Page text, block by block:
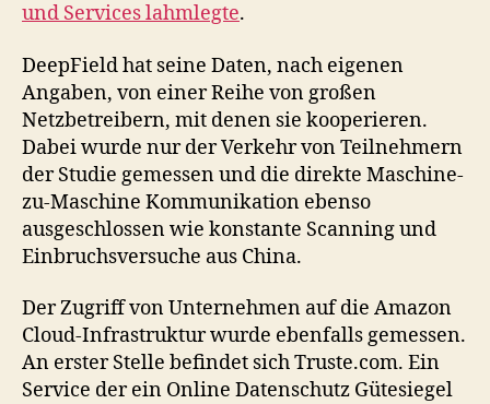
und Services lahmlegte.
DeepField hat seine Daten, nach eigenen
Angaben, von einer Reihe von großen
Netzbetreibern, mit denen sie kooperieren.
Dabei wurde nur der Verkehr von Teilnehmern
der Studie gemessen und die direkte Maschine-
zu-Maschine Kommunikation ebenso
ausgeschlossen wie konstante Scanning und
Einbruchsversuche aus China.
Der Zugriff von Unternehmen auf die Amazon
Cloud-Infrastruktur wurde ebenfalls gemessen.
An erster Stelle befindet sich Truste.com. Ein
Service der ein Online Datenschutz Gütesiegel